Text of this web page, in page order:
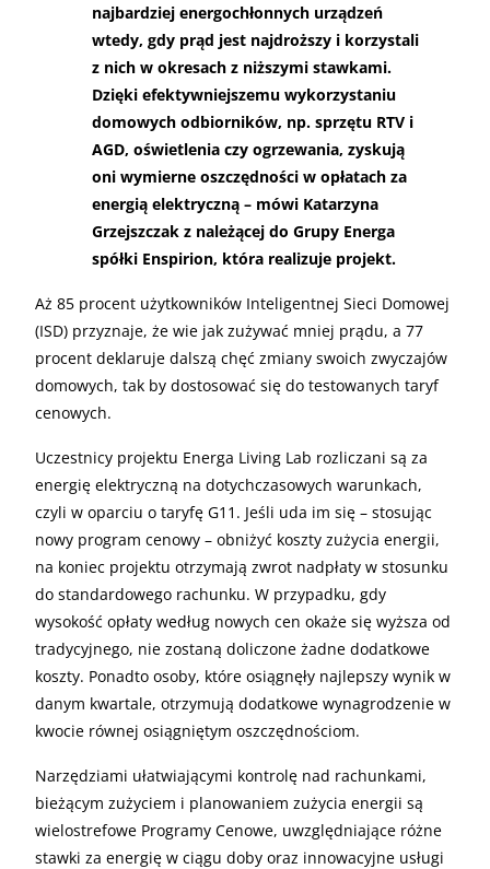
najbardziej energochłonnych urządzeń
wtedy, gdy prąd jest najdroższy i korzystali
z nich w okresach z niższymi stawkami.
Dzięki efektywniejszemu wykorzystaniu
domowych odbiorników, np. sprzętu RTV i
AGD, oświetlenia czy ogrzewania, zyskują
oni wymierne oszczędności w opłatach za
energią elektryczną – mówi Katarzyna
Grzejszczak z należącej do Grupy Energa
spółki Enspirion, która realizuje projekt.
Aż 85 procent użytkowników Inteligentnej Sieci Domowej
(ISD) przyznaje, że wie jak zużywać mniej prądu, a 77
procent deklaruje dalszą chęć zmiany swoich zwyczajów
domowych, tak by dostosować się do testowanych taryf
cenowych.
Uczestnicy projektu Energa Living Lab rozliczani są za
energię elektryczną na dotychczasowych warunkach,
czyli w oparciu o taryfę G11. Jeśli uda im się – stosując
nowy program cenowy – obniżyć koszty zużycia energii,
na koniec projektu otrzymają zwrot nadpłaty w stosunku
do standardowego rachunku. W przypadku, gdy
wysokość opłaty według nowych cen okaże się wyższa od
tradycyjnego, nie zostaną doliczone żadne dodatkowe
koszty. Ponadto osoby, które osiągnęły najlepszy wynik w
danym kwartale, otrzymują dodatkowe wynagrodzenie w
kwocie równej osiągniętym oszczędnościom.
Narzędziami ułatwiającymi kontrolę nad rachunkami,
bieżącym zużyciem i planowaniem zużycia energii są
wielostrefowe Programy Cenowe, uwzględniające różne
stawki za energię w ciągu doby oraz innowacyjne usługi